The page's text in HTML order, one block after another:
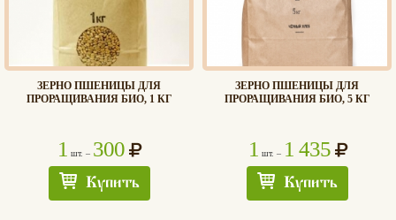
ЗЕРНО ПШЕНИЦЫ ДЛЯ
ПРОРАЩИВАНИЯ БИО, 1 КГ
1 шт. – 300
Купить
ЗЕРНО ПШЕНИЦЫ ДЛЯ
ПРОРАЩИВАНИЯ БИО, 5 КГ
1 шт. – 1 435
Купить